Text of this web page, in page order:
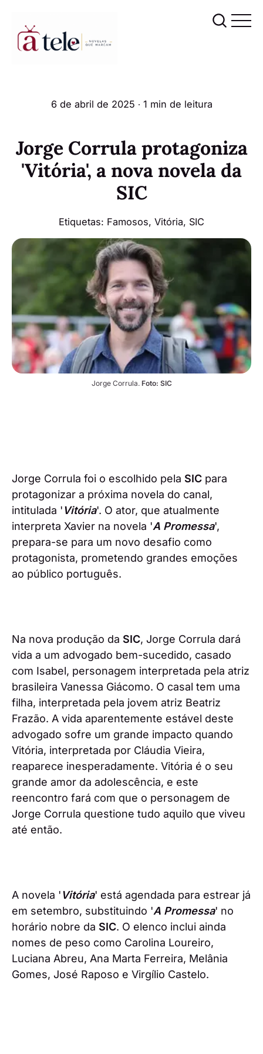
6 de abril de 2025 ∙ 1 min de leitura
Jorge Corrula protagoniza
'Vitória', a nova novela da
SIC
Etiquetas: Famosos, Vitória, SIC
Jorge Corrula. Foto: SIC
Jorge Corrula foi o escolhido pela SIC para
protagonizar a próxima novela do canal,
intitulada 'Vitória'. O ator, que atualmente
interpreta Xavier na novela 'A Promessa',
prepara-se para um novo desafio como
protagonista, prometendo grandes emoções
ao público português.
Na nova produção da SIC, Jorge Corrula dará
vida a um advogado bem-sucedido, casado
com Isabel, personagem interpretada pela atriz
brasileira Vanessa Giácomo. O casal tem uma
filha, interpretada pela jovem atriz Beatriz
Frazão. A vida aparentemente estável deste
advogado sofre um grande impacto quando
Vitória, interpretada por Cláudia Vieira,
reaparece inesperadamente. Vitória é o seu
grande amor da adolescência, e este
reencontro fará com que o personagem de
Jorge Corrula questione tudo aquilo que viveu
até então.
A novela 'Vitória' está agendada para estrear já
em setembro, substituindo 'A Promessa' no
horário nobre da SIC. O elenco inclui ainda
nomes de peso como Carolina Loureiro,
Luciana Abreu, Ana Marta Ferreira, Melânia
Gomes, José Raposo e Virgílio Castelo.